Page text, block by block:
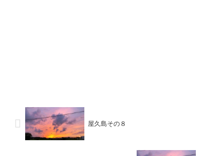
屋久島その８